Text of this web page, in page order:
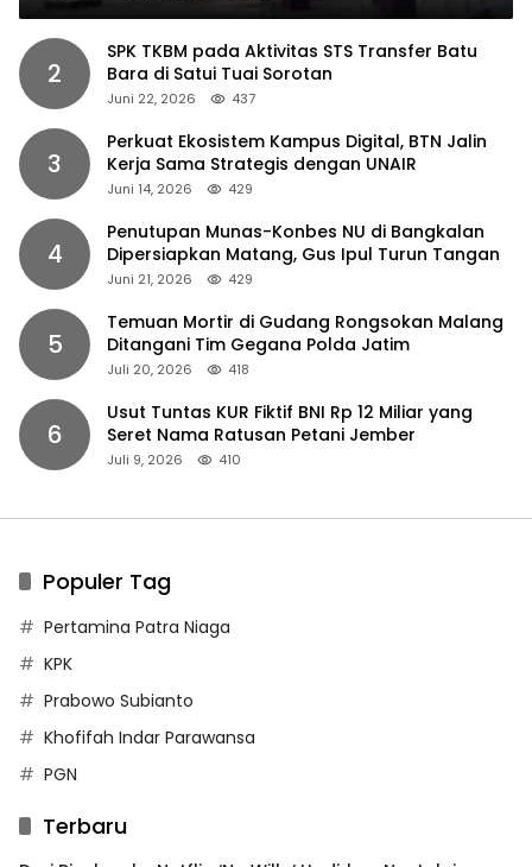
2
SPK TKBM pada Aktivitas STS Transfer Batu
Bara di Satui Tuai Sorotan
Juni 22, 2026 437
3
Perkuat Ekosistem Kampus Digital, BTN Jalin
Kerja Sama Strategis dengan UNAIR
Juni 14, 2026 429
4
Penutupan Munas-Konbes NU di Bangkalan
Dipersiapkan Matang, Gus Ipul Turun Tangan
Juni 21, 2026 429
5
Temuan Mortir di Gudang Rongsokan Malang
Ditangani Tim Gegana Polda Jatim
Juli 20, 2026 418
6
Usut Tuntas KUR Fiktif BNI Rp 12 Miliar yang
Seret Nama Ratusan Petani Jember
Juli 9, 2026 410
Populer Tag
Pertamina Patra Niaga
KPK
Prabowo Subianto
Khofifah Indar Parawansa
PGN
Terbaru